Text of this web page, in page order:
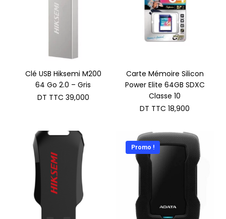
Clé USB Hiksemi M200
64 Go 2.0 – Gris
DT TTC 39,000
Carte Mémoire Silicon
Power Elite 64GB SDXC
Classe 10
DT TTC 18,900
Promo !